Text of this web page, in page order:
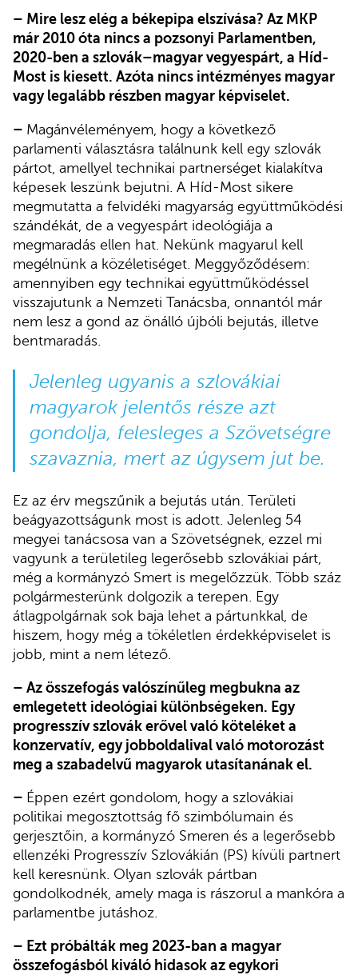
– Mire lesz elég a békepipa elszívása? Az MKP
már 2010 óta nincs a pozsonyi Parlamentben,
2020-ben a szlovák–magyar vegyespárt, a Híd-
Most is kiesett. Azóta nincs intézményes magyar
vagy legalább részben magyar képviselet.
– Magánvéleményem, hogy a következő
parlamenti választásra találnunk kell egy szlovák
pártot, amellyel technikai partnerséget kialakítva
képesek leszünk bejutni. A Híd-Most sikere
megmutatta a felvidéki magyarság együttműködési
szándékát, de a vegyespárt ideológiája a
megmaradás ellen hat. Nekünk magyarul kell
megélnünk a közéletiséget. Meggyőződésem:
amennyiben egy technikai együttműködéssel
visszajutunk a Nemzeti Tanácsba, onnantól már
nem lesz a gond az önálló újbóli bejutás, illetve
bentmaradás.
Jelenleg ugyanis a szlovákiai
magyarok jelentős része azt
gondolja, felesleges a Szövetségre
szavaznia, mert az úgysem jut be.
Ez az érv megszűnik a bejutás után. Területi
beágyazottságunk most is adott. Jelenleg 54
megyei tanácsosa van a Szövetségnek, ezzel mi
vagyunk a területileg legerősebb szlovákiai párt,
még a kormányzó Smert is megelőzzük. Több száz
polgármesterünk dolgozik a terepen. Egy
átlagpolgárnak sok baja lehet a pártunkkal, de
hiszem, hogy még a tökéletlen érdekképviselet is
jobb, mint a nem létező.
– Az összefogás valószínűleg megbukna az
emlegetett ideológiai különbségeken. Egy
progresszív szlovák erővel való köteléket a
konzervatív, egy jobboldalival való motorozást
meg a szabadelvű magyarok utasítanának el.
– Éppen ezért gondolom, hogy a szlovákiai
politikai megosztottság fő szimbólumain és
gerjesztőin, a kormányzó Smeren és a legerősebb
ellenzéki Progresszív Szlovákián (PS) kívüli partnert
kell keresnünk. Olyan szlovák pártban
gondolkodnék, amely maga is rászorul a mankóra a
parlamentbe jutáshoz.
– Ezt próbálták meg 2023-ban a magyar
összefogásból kiváló hidasok az egykori